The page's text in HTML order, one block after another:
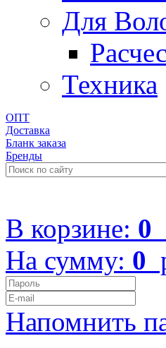
Для
Техника
ОПТ
Доставка
Бланк заказа
Бренды
В корзине: 0
На сумму: 0
Напомнить